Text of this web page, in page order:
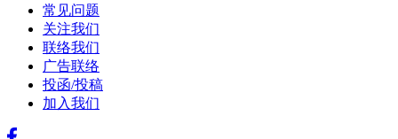
常见问题
关注我们
联络我们
广告联络
投函/投稿
加入我们